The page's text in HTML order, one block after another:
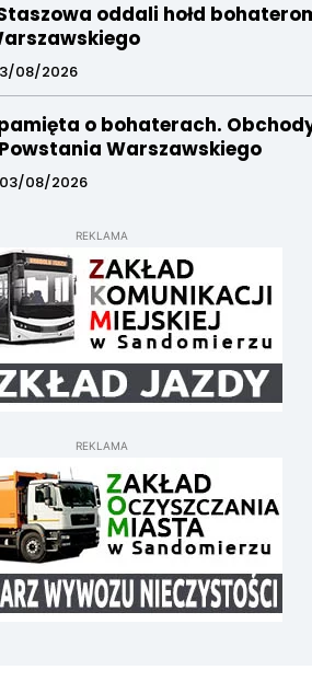
oddali hołd
08/2026
o bohaterach.
Warszawskiego
03/08/2026
REKLAMA
REKLAMA